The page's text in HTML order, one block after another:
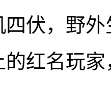
伏，野
红名玩